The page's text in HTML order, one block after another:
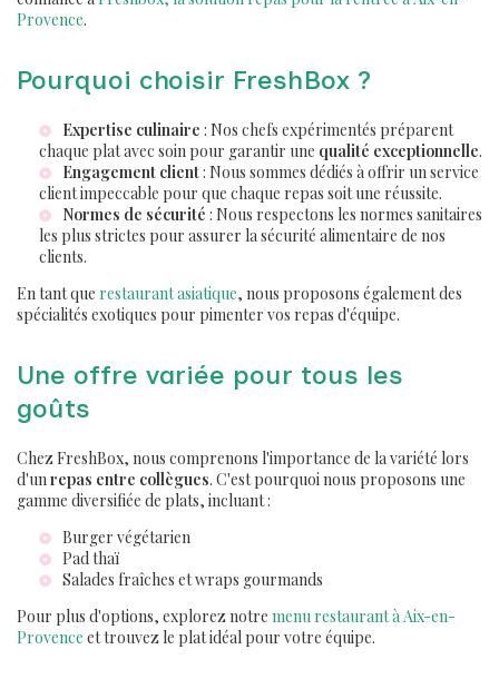
Provence.
Pourquoi choisir FreshBox ?
Expertise culinaire : Nos chefs expérimentés préparent
chaque plat avec soin pour garantir une qualité exceptionnelle.
Engagement client: Nous sommes dédiés à offrir un service
client impeccable pour que chaque repas soit une réussite.
Normes de sécurité : Nous respectons les normes sanitaires
les plus strictes pour assurer la sécurité alimentaire de nos
clients.
En tant que restaurant asiatique, nous proposons également des
spécialités exotiques pour pimenter vos repas d'équipe.
Une offre variée pour tous les
goûts
Chez FreshBox, nous comprenons l'importance de la variété lors
d'unrepas entre collègues. C'est pourquoi nous proposons une
gamme diversifiée de plats, incluant :
Burger végétarien
Pad thaï
Salades fraîches et wraps gourmands
Pour plus d'options, explorez notre menu restaurant à Aix-en-
Provence et trouvez le plat idéal pour votre équipe.